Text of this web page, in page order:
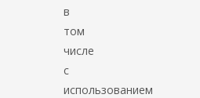
в
том
числе
с
использованием